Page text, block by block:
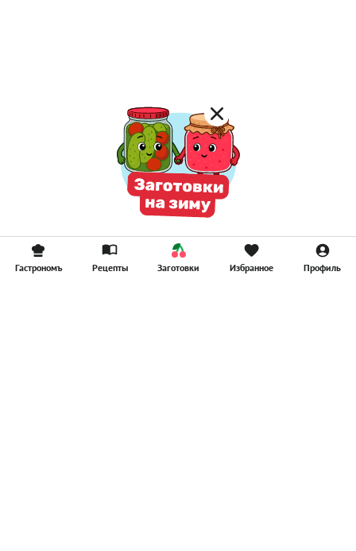
Гастрономъ Рецепты Заготовки Избранное Профиль